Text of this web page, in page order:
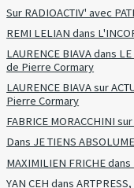
Sur RADIOACTIV' avec
REMI LELIAN dans
LAURENCE BIAVA dans
de Pierre Cormary
LAURENCE BIAVA sur
Pierre Cormary
FABRICE MORACCHINI
Dans JE TIENS
MAXIMILIEN FRICHE
YAN CEH dans